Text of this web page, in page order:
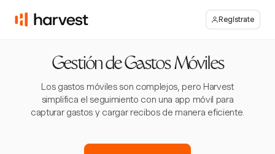
Regístrate
Gestión de Gastos Móviles
Los gastos móviles son complejos, pero Harvest
simplifica el seguimiento con una app móvil para
capturar gastos y cargar recibos de manera eficiente.